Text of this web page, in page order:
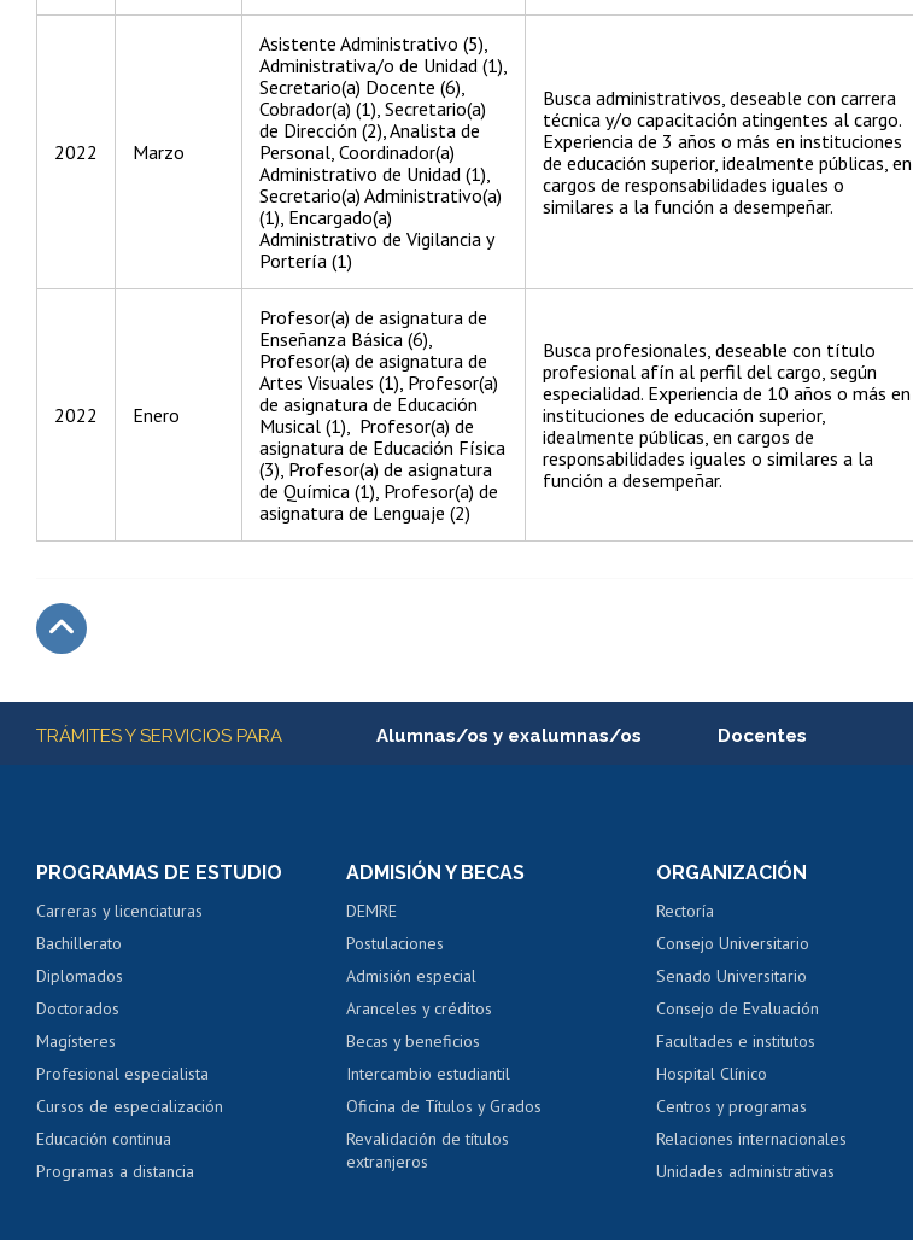
2022 Marzo
Asistente Administrativo (5),
Administrativa/o de Unidad (1),
Secretario(a) Docente (6),
Cobrador(a) (1), Secretario(a)
de Dirección (2), Analista de
Personal, Coordinador(a)
Administrativo de Unidad (1),
Secretario(a) Administrativo(a)
(1), Encargado(a)
Administrativo de Vigilancia y
Portería (1)
Busca administrativos, deseable con carrera
técnica y/o capacitación atingentes al cargo.
Experiencia de 3 años o más en instituciones
de educación superior, idealmente públicas, en
cargos de responsabilidades iguales o
similares a la función a desempeñar.
2022 Enero
Profesor(a) de asignatura de
Enseñanza Básica (6),
Profesor(a) de asignatura de
Artes Visuales (1), Profesor(a)
de asignatura de Educación
Musical (1), Profesor(a) de
asignatura de Educación Física
(3), Profesor(a) de asignatura
de Química (1), Profesor(a) de
asignatura de Lenguaje (2)
Busca profesionales, deseable con título
profesional afín al perfil del cargo, según
especialidad. Experiencia de 10 años o más en
instituciones de educación superior,
idealmente públicas, en cargos de
responsabilidades iguales o similares a la
función a desempeñar.
Más información
TRÁMITES Y SERVICIOS PARA Alumnas/os y exalumnas/os
Consulta y certificado de notas
Servicio médico y dental
Pago de arancel y crédito alumnos
Pago de arancel y crédito exalumnos
Certificado de títulos y grados
Docentes
Perfeccionamiento
Evaluación docente
Calificación académica
Postulación al AUCAI
PROGRAMAS DE ESTUDIO
Carreras y licenciaturas
Bachillerato
Diplomados
Doctorados
Magísteres
Profesional especialista
Cursos de especialización
Educación continua
Programas a distancia
ADMISIÓN Y BECAS
DEMRE
Postulaciones
Admisión especial
Aranceles y créditos
Becas y beneficios
Intercambio estudiantil
Oficina de Títulos y Grados
Revalidación de títulos
extranjeros
ORGANIZACIÓN
Rectoría
Consejo Universitario
Senado Universitario
Consejo de Evaluación
Facultades e institutos
Hospital Clínico
Centros y programas
Relaciones internacionales
Unidades administrativas